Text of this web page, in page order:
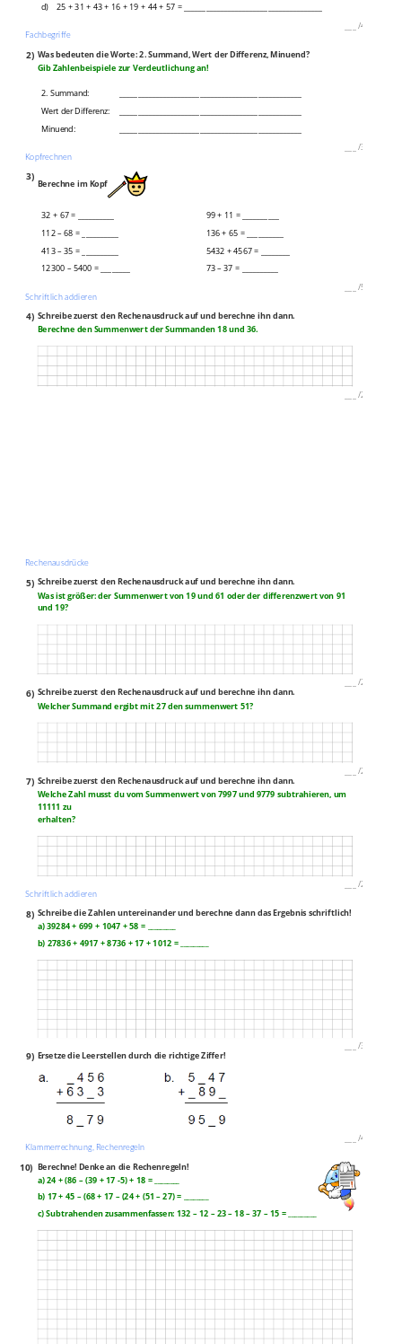
d)
25 + 31 + 43 + 16 + 19 + 44 + 57 = ______________________________________
/4P
Fachbegriffe
2) Was bedeuten die Worte: 2. Summand, Wert der Differenz, Minuend?
Gib Zahlenbeispiele zur Verdeutlichung an!
2. Summand:
Wert der Differenz:
Minuend:
/3P
Kopfrechnen
3)
Berechne im Kopf
32 + 67 = __________
99 + 11 = __________
112 – 68 = __________
136 + 65 = __________
413 – 35 = __________ 5432 + 4567 = ________
12300 – 5400 = ________ 73 – 37 = __________
/5P
Schriftlich addieren
4) Schreibe zuerst den Rechenausdruck auf und berechne ihn dann.
Berechne den Summenwert der Summanden 18 und 36.
/2P
Rechenausdrücke
5) Schreibe zuerst den Rechenausdruck auf und berechne ihn dann.
Was ist größer: der Summenwert von 19 und 61 oder der differenzwert von 91
und 19?
/2P
6) Schreibe zuerst den Rechenausdruck auf und berechne ihn dann.
Welcher Summand ergibt mit 27 den summenwert 51?
/2P
7) Schreibe zuerst den Rechenausdruck auf und berechne ihn dann.
Welche Zahl musst du vom Summenwert von 7997 und 9779 subtrahieren, um
11111 zu
erhalten?
/2P
Schriftlich addieren
8) Schreibe die Zahlen untereinander und berechne dann das Ergebnis schriftlich!
a) 39284 + 699 + 1047 + 58 = _________
b) 27836 + 4917 + 8736 + 17 + 1012 = _________
/3P
9) Ersetze die Leerstellen durch die richtige Ziffer!
/4P
Klammerrechnung, Rechenregeln
10) Berechne! Denke an die Rechenregeln!
a) 24 + (86 – (39 + 17 -5) + 18 = ________
b) 17 + 45 – (68 + 17 – (24 + (51 – 27) = ________
c) Subtrahenden zusammenfassen: 132 – 12 – 23 – 18 – 37 – 15 = _________